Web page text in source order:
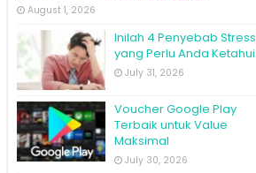
August 1, 2026
Inilah 4 Penyebab Stress
yang Perlu Anda Ketahui
July 31, 2026
Voucher Google Play
Terbaik untuk Value
Maksimal
July 30, 2026